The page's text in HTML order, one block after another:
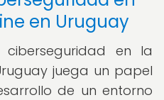
en Uruguay
en la
juega un papel
de un entorno